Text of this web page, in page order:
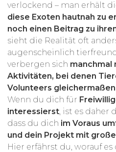
verlockend – man erhält
diese Exoten hautnah zu
noch einen Beitrag zu
sieht die Realität oft
augenscheinlich
verbergen sich
Aktivitäten, bei denen
Volunteers
Wenn du dich für
interessierst, ist es daher
dass du dich im Voraus
und dein Projekt mit
Hier erfährst du, worauf